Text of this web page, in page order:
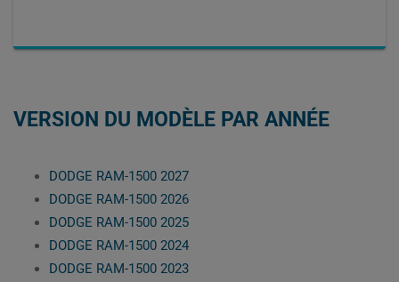
VERSION DU MODÈLE PAR ANNÉE
DODGE RAM-1500 2027
DODGE RAM-1500 2026
DODGE RAM-1500 2025
DODGE RAM-1500 2024
DODGE RAM-1500 2023